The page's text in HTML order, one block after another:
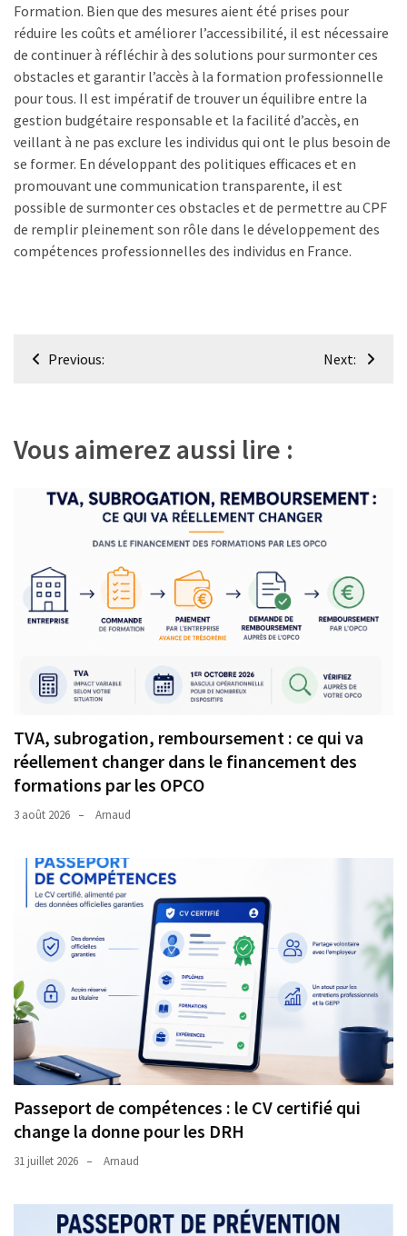
Formation. Bien que des mesures aient été prises pour
réduire les coûts et améliorer l’accessibilité, il est nécessaire
de continuer à réfléchir à des solutions pour surmonter ces
obstacles et garantir l’accès à la formation professionnelle
pour tous. Il est impératif de trouver un équilibre entre la
gestion budgétaire responsable et la facilité d’accès, en
veillant à ne pas exclure les individus qui ont le plus besoin de
se former. En développant des politiques efficaces et en
promouvant une communication transparente, il est
possible de surmonter ces obstacles et de permettre au CPF
de remplir pleinement son rôle dans le développement des
compétences professionnelles des individus en France.
Navigation
Previous: Next:
Vous aimerez aussi lire :
TVA, subrogation, remboursement : ce qui va
réellement changer dans le financement des
formations par les OPCO
3 août 2026 Arnaud
Passeport de compétences : le CV certifié qui
change la donne pour les DRH
31 juillet 2026 Arnaud